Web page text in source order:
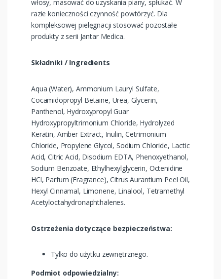
włosy, masować do uzyskania piany, spłukać. W
razie konieczności czynność powtórzyć. Dla
kompleksowej pielęgnacji stosować pozostałe
produkty z serii Jantar Medica.
Składniki / Ingredients
Aqua (Water), Ammonium Lauryl Sulfate,
Cocamidopropyl Betaine, Urea, Glycerin,
Panthenol, Hydroxypropyl Guar
Hydroxypropyltrimonium Chloride, Hydrolyzed
Keratin, Amber Extract, Inulin, Cetrimonium
Chloride, Propylene Glycol, Sodium Chloride, Lactic
Acid, Citric Acid, Disodium EDTA, Phenoxyethanol,
Sodium Benzoate, Ethylhexylglycerin, Octenidine
HCl, Parfum (Fragrance), Citrus Aurantium Peel Oil,
Hexyl Cinnamal, Limonene, Linalool, Tetramethyl
Acetyloctahydronaphthalenes.
Ostrzeżenia dotyczące bezpieczeństwa:
Tylko do użytku zewnętrznego.
Podmiot odpowiedzialny: